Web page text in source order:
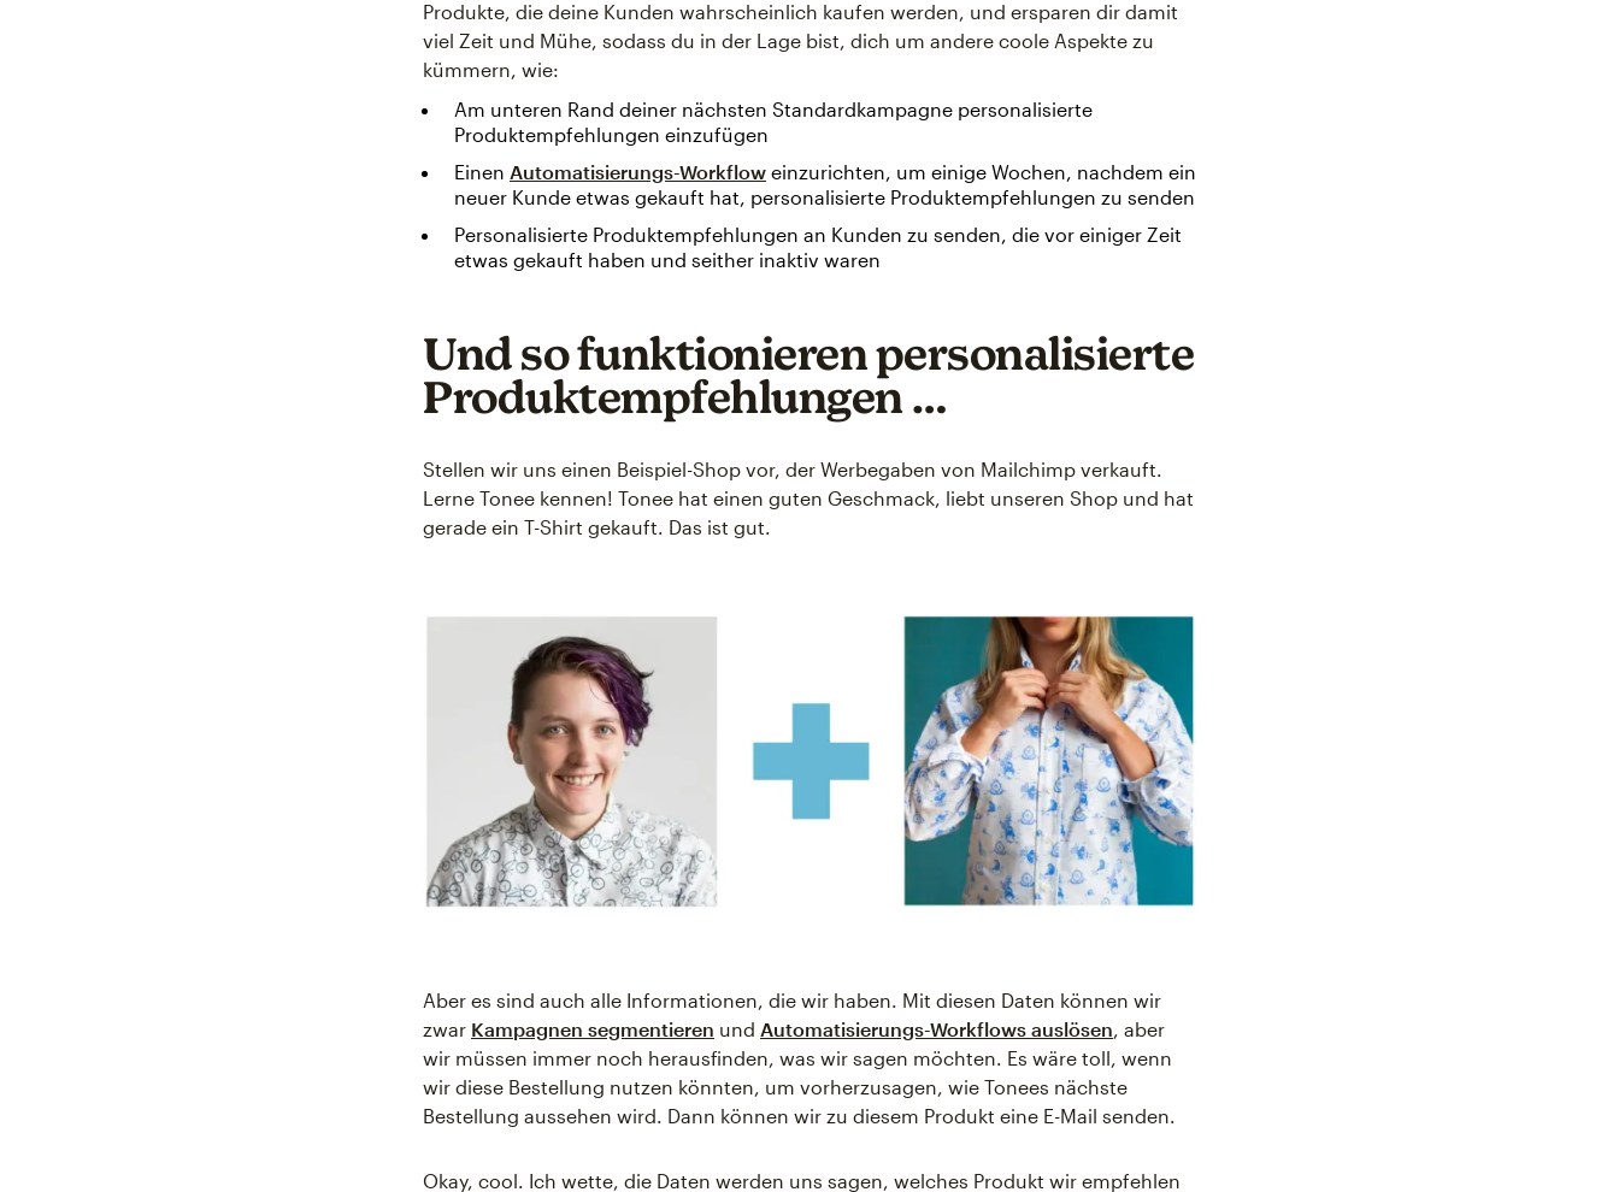
Produkte, die deine Kunden wahrscheinlich kaufen werden, und ersparen dir damit
viel Zeit und Mühe, sodass du in der Lage bist, dich um andere coole Aspekte zu
kümmern, wie:
Am unteren Rand deiner nächsten Standardkampagne personalisierte
Produktempfehlungen einzufügen
Einen Automatisierungs-Workflow einzurichten, um einige Wochen, nachdem ein
neuer Kunde etwas gekauft hat, personalisierte Produktempfehlungen zu senden
Personalisierte Produktempfehlungen an Kunden zu senden, die vor einiger Zeit
etwas gekauft haben und seither inaktiv waren
Und so funktionieren personalisierte
Produktempfehlungen …
Stellen wir uns einen Beispiel-Shop vor, der Werbegaben von Mailchimp verkauft.
Lerne Tonee kennen! Tonee hat einen guten Geschmack, liebt unseren Shop und hat
gerade ein T-Shirt gekauft. Das ist gut.
Aber es sind auch alle Informationen, die wir haben. Mit diesen Daten können wir
zwar Kampagnen segmentieren und Automatisierungs-Workflows auslösen, aber
wir müssen immer noch herausfinden, was wir sagen möchten. Es wäre toll, wenn
wir diese Bestellung nutzen könnten, um vorherzusagen, wie Tonees nächste
Bestellung aussehen wird. Dann können wir zu diesem Produkt eine E-Mail senden.
Okay, cool. Ich wette, die Daten werden uns sagen, welches Produkt wir empfehlen